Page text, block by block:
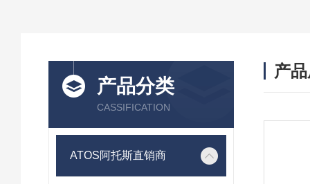
产品分类
CASSIFICATION
ATOS阿托斯直销商
产